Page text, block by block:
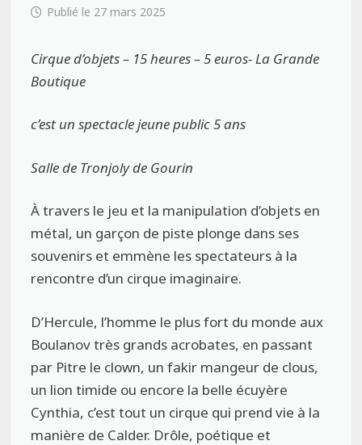
27 mars 2025
Cirque d’objets – 15 heures – 5 euros- La Grande
Boutique
c’est un spectacle jeune public 5 ans
Salle de Tronjoly de Gourin
À travers le jeu et la manipulation d’objets en
métal, un garçon de piste plonge dans ses
souvenirs et emmène les spectateurs à la
rencontre d’un cirque imaginaire.
D’Hercule, l’homme le plus fort du monde aux
Boulanov très grands acrobates, en passant
par Pitre le clown, un fakir mangeur de clous,
un lion timide ou encore la belle écuyère
Cynthia, c’est tout un cirque qui prend vie à la
manière de Calder. Drôle, poétique et